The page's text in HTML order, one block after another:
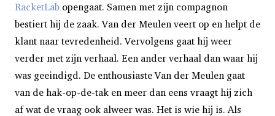
RacketLab opengaat. Samen met zijn compagnon
bestiert hij de zaak. Van der Meulen veert op en helpt de
klant naar tevredenheid. Vervolgens gaat hij weer
verder met zijn verhaal. Een ander verhaal dan waar hij
was geeindigd. De enthousiaste Van der Meulen gaat
van de hak-op-de-tak en meer dan eens vraagt hij zich
af wat de vraag ook alweer was. Het is wie hij is. Als